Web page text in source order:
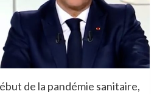
de la pandémie sanitaire,